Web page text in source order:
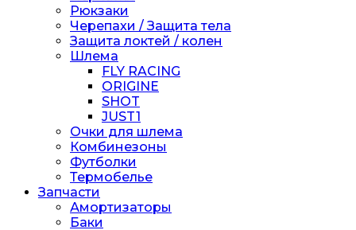
Рюкзаки
Черепахи / Защита тела
Защита локтей / колен
Шлема
FLY RACING
ORIGINE
SHOT
JUST1
Очки для шлема
Комбинезоны
Футболки
Термобелье
Запчасти
Амортизаторы
Баки